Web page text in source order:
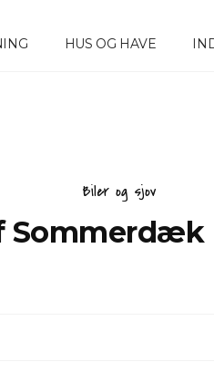
HUS OG HAVE
Biler og sjov